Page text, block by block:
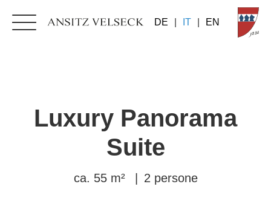
DE IT EN
Luxury Panorama
Suite
ca. 55 m² 2 persone